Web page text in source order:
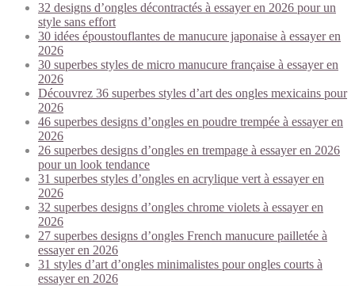
32 designs d’ongles décontractés à essayer en 2026 pour un
style sans effort
30 idées époustouflantes de manucure japonaise à essayer en
2026
30 superbes styles de micro manucure française à essayer en
2026
Découvrez 36 superbes styles d’art des ongles mexicains pour
2026
46 superbes designs d’ongles en poudre trempée à essayer en
2026
26 superbes designs d’ongles en trempage à essayer en 2026
pour un look tendance
31 superbes styles d’ongles en acrylique vert à essayer en
2026
32 superbes designs d’ongles chrome violets à essayer en
2026
27 superbes designs d’ongles French manucure pailletée à
essayer en 2026
31 styles d’art d’ongles minimalistes pour ongles courts à
essayer en 2026